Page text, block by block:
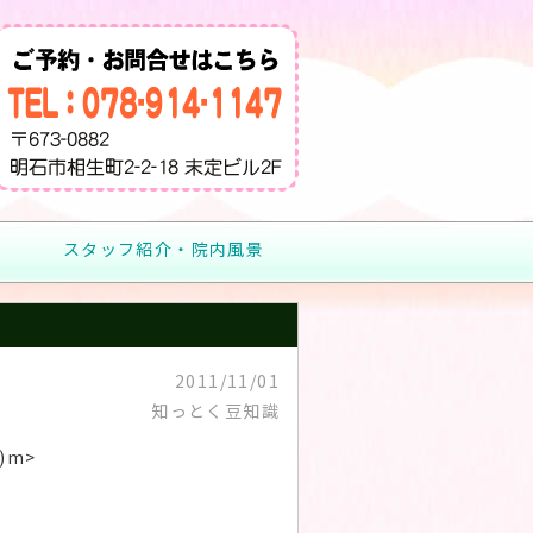
スタッフ紹介・院内風景
2011/11/01
知っとく豆知識